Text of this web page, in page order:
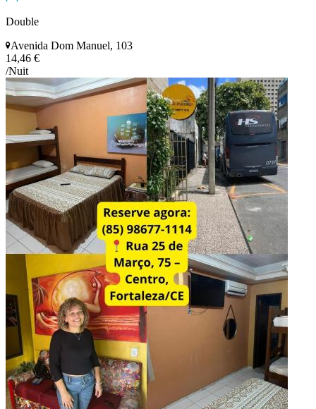
Double
Avenida Dom Manuel, 103
14,46 €
/Nuit